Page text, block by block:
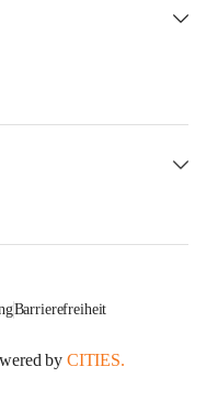
Barrierefreiheit
by CITIES.